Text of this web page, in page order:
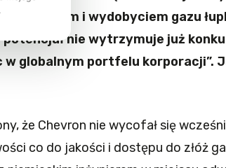
i wydobyciem gazu
nie wytrzymuje już
globalnym portfelu korporacji”.
że Chevron nie wycofał się
co do jakości i dostępu do złóż
.